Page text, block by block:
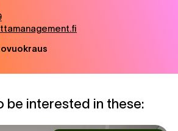
be interested in these: